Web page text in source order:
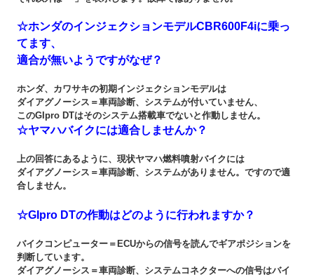
☆ホンダのインジェクションモデルCBR600F4iに乗っ
てます、
適合が無いようですがなぜ？
ホンダ、カワサキの初期インジェクションモデルは
ダイアグノーシス＝車両診断、システムが付いていません、
このGIpro DTはそのシステム搭載車でないと作動しません。
☆ヤマハバイクには適合しませんか？
上の回答にあるように、現状ヤマハ燃料噴射バイクには
ダイアグノーシス＝車両診断、システムがありません。ですので適
合しません。
☆GIpro DTの作動はどのように行われますか？
バイクコンピューター＝ECUからの信号を読んでギアポジションを
判断しています。
ダイアグノーシス＝車両診断、システムコネクターへの信号はバイ